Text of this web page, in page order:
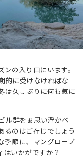
の入り口にいます。
的に受けなければな
は久しぶりに何も気に
ル群をぁ思い浮かべ
るのはご存じでしょう
季節に、マングローブ
はいかがですか？